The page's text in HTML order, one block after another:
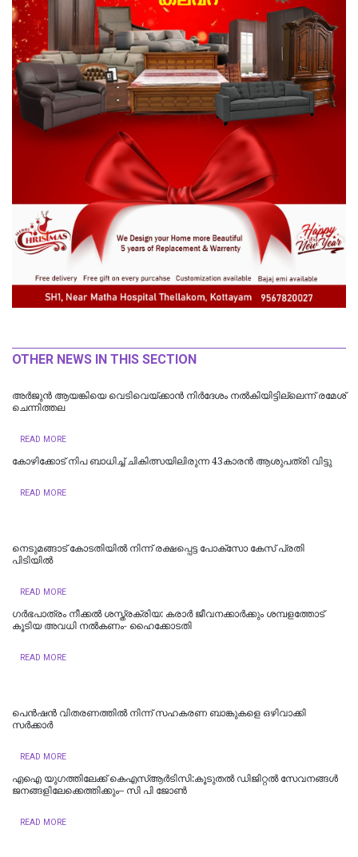
OTHER NEWS IN THIS SECTION
അർജുൻ ആയങ്കിയെ വെടിവെയ്ക്കാൻ നിർദേശം നൽകിയിട്ടില്ലെന്ന് രമേശ്
ചെന്നിത്തല
READ MORE
കോഴിക്കോട് നിപ ബാധിച്ച് ചികിത്സയിലിരുന്ന 43കാരന്‍ ആശുപത്രി വിട്ടു
READ MORE
നെടുമങ്ങാട് കോടതിയില്‍ നിന്ന് രക്ഷപ്പെട്ട പോക്‌സോ കേസ് പ്രതി
പിടിയില്‍
READ MORE
ഗർഭപാത്രം നീക്കൽ ശസ്ത്രക്രിയ: കരാർ ജീവനക്കാർക്കും ശമ്പളത്തോട്
കൂടിയ അവധി നൽകണം- ഹൈക്കോടതി
READ MORE
പെൻഷൻ വിതരണത്തിൽ നിന്ന് സഹകരണ ബാങ്കുകളെ ഒഴിവാക്കി
സർക്കാർ
READ MORE
എഐ യുഗത്തിലേക്ക് കെഎസ്ആർടിസി:കൂടുതൽ ഡിജിറ്റൽ സേവനങ്ങൾ
ജനങ്ങളിലേക്കെത്തിക്കും– സി പി ജോൺ
READ MORE